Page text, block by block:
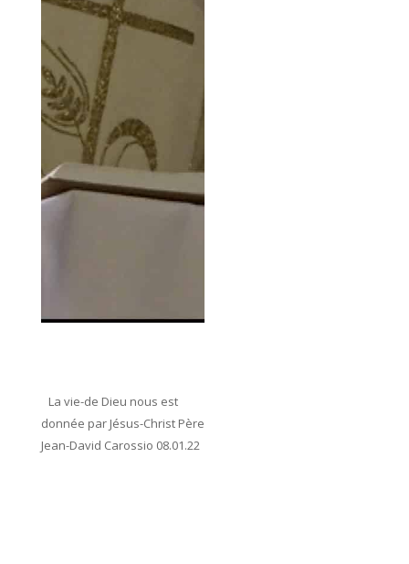
La vie-de Dieu nous est
donnée par Jésus-Christ Père
Jean-David Carossio 08.01.22